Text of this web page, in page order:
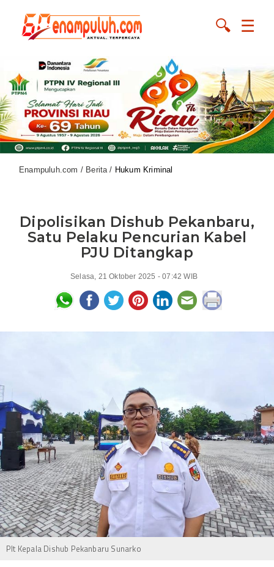
☰
🔍
Enampuluh.com / Berita / Hukum Kriminal
Dipolisikan Dishub Pekanbaru,
Satu Pelaku Pencurian Kabel
PJU Ditangkap
Selasa, 21 Oktober 2025 - 07:42 WIB
Plt Kepala Dishub Pekanbaru Sunarko